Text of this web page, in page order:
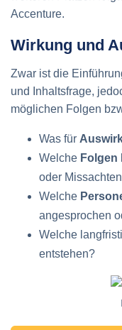
Accenture.
Wirkung und
Zwar ist die
und Inhaltsfrage,
möglichen Folgen
Was für
Welche Folgen
oder
Welche
angesprochen
Welche
entstehen?